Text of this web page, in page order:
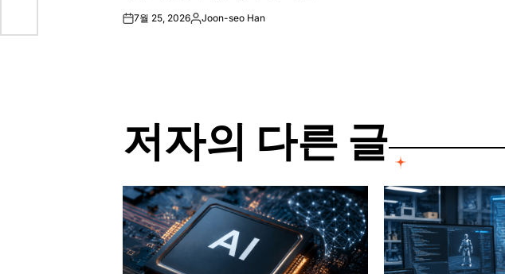
on7월 25, 2026Posted
Joon-seo Han
저자의 다른 글